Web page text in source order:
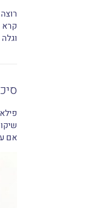
קרא
אם